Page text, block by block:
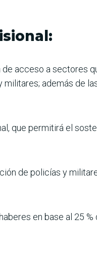
acceso a sectores
además de
que permitirá el
de policías y
en base al 25